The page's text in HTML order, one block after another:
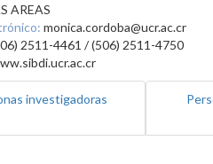
AREAS
monica.cordoba@ucr.ac.cr
2511-4461 / (506) 2511-4750
investigadoras